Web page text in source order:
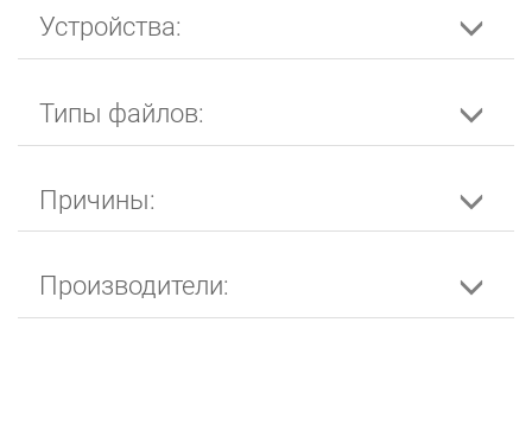
Устройства:
Типы файлов:
Причины:
Производители: